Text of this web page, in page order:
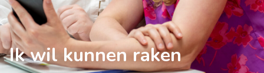
Ik wil kunnen raken